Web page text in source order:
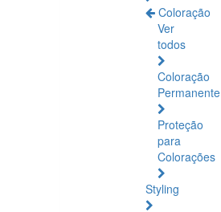
Coloração
Ver
todos
Coloração
Permanente
Proteção
para
Colorações
Styling